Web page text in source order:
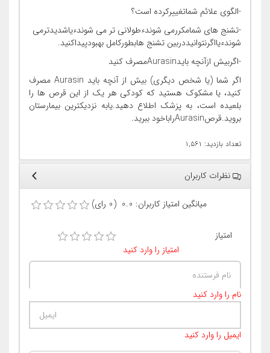
-الگوی علائم شماتغییرکرده است؟
-تشنج های شمامکررمی شوندءطولانی تر می شوندءیاشدیدترمی
شوندءیااگرنتوانیددربین تشنج هابطورکامل بهبودپیداکنید.
-اگربیش ازآنچه بایدAurasinمصرف کنید
اگر شما (یا شخص دیگری) بیش از آنچه باید Aurasin مصرف
کنید، یا مشکوک هستید که کودکی هر یک از این قرص ها را
بلعیده است، به پزشک اطلاع دهید.یابه نزدیکترین بیمارستان
بروید.قرصAurasinراباخود ببرید.
تعداد بازدید: ۱,۵۶۱
نظرات کاربران
میانگین امتیاز کاربران: 0.0 (0 رای)
امتیاز
امتیاز را وارد کنید
نام را وارد کنید
ایمیل را وارد کنید